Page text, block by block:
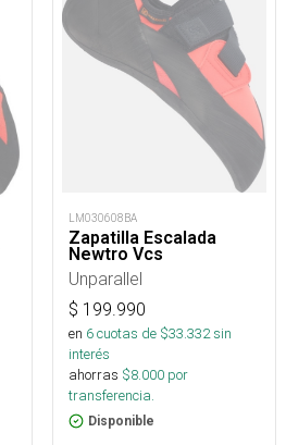
LM030608BA
Zapatilla Escalada
Newtro Vcs
Unparallel
$ 199.990
en 6cuotas de $33.332sin
interés
ahorras $8.000 por
transferencia.
Disponible